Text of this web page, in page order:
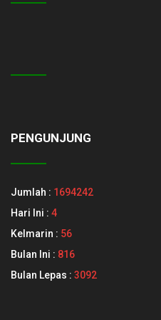
PENGUNJUNG
Jumlah : 1694242
Hari Ini : 4
Kelmarin : 56
Bulan Ini : 816
Bulan Lepas : 3092